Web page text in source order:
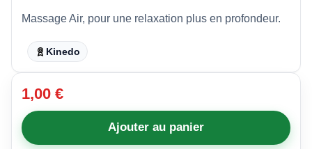
Massage Air, pour une relaxation plus en profondeur.
Kinedo
1,00 €
Ajouter au panier